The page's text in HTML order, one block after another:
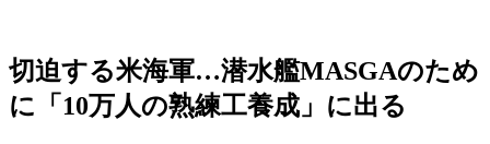
切迫する米海軍…潜水艦MASGAのため
に「10万人の熟練工養成」に出る